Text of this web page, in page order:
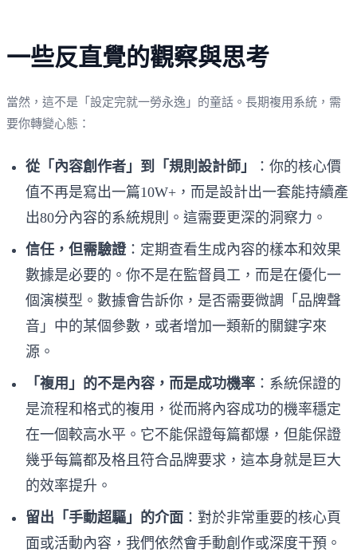
一些反直覺的觀察與思考
當然，這不是「設定完就一勞永逸」的童話。長期複用系統，需
要你轉變心態：
從「內容創作者」到「規則設計師」
：你的核心價
值不再是寫出一篇10W+，而是設計出一套能持續產
出80分內容的系統規則。這需要更深的洞察力。
信任，但需驗證：定期查看生成內容的樣本和效果
數據是必要的。你不是在監督員工，而是在優化一
個演模型。數據會告訴你，是否需要微調「品牌聲
音」中的某個參數，或者增加一類新的關鍵字來
源。
「複用」的不是內容，而是成功機率 ：系統保證的
是流程和格式的複用，從而將內容成功的機率穩定
在一個較高水平。它不能保證每篇都爆，但能保證
幾乎每篇都及格且符合品牌要求，這本身就是巨大
的效率提升。
留出「手動超驅」的介面 ：對於非常重要的核心頁
面或活動內容，我們依然會手動創作或深度干預。